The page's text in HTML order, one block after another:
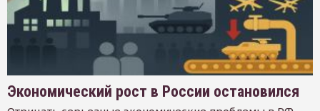
Экономический рост в России остановился